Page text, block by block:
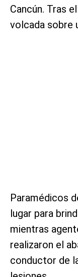
Cancún. Tras
volcada sobre
Paramédicos
lugar para
mientras
realizaron el
conductor de